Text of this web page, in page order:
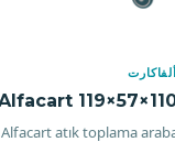
Alfacart atık toplama